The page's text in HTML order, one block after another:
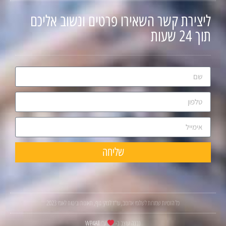
ליצירת קשר השאירו פרטים ונשוב אליכם
תוך 24 שעות
שליחה
כל הזכויות שמורות לשלומי ארונוב, עו"ד לנזקי גוף, תאונות וביטוח לאומי 2023
נבנה ועוצב ב- ע"יWP4All